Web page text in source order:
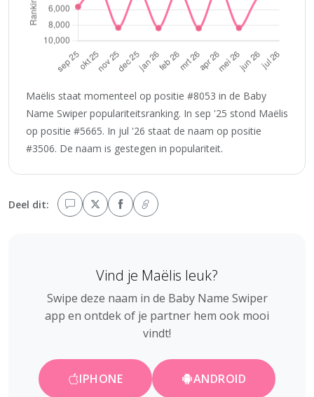
Maëlis staat momenteel op positie #8053 in de Baby
Name Swiper populariteitsranking. In sep '25 stond Maëlis
op positie #5665. In jul '26 staat de naam op positie
#3506. De naam is gestegen in populariteit.
Deel dit:
Vind je Maëlis leuk?
Swipe deze naam in de Baby Name Swiper
app en ontdek of je partner hem ook mooi
vindt!
IPHONE ANDROID